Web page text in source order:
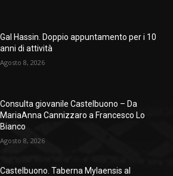
Gal Hassin. Doppio appuntamento per i 10
anni di attività
Agosto 8, 2026
Consulta giovanile Castelbuono – Da
MariaAnna Cannizzaro a Francesco Lo
Bianco
Agosto 8, 2026
Castelbuono. Taberna Mylaensis al